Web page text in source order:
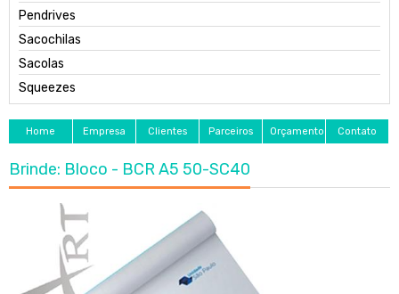
Pendrives
Sacochilas
Sacolas
Squeezes
Home Empresa Clientes Parceiros Orçamento Contato
Brinde: Bloco - BCR A5 50-SC40